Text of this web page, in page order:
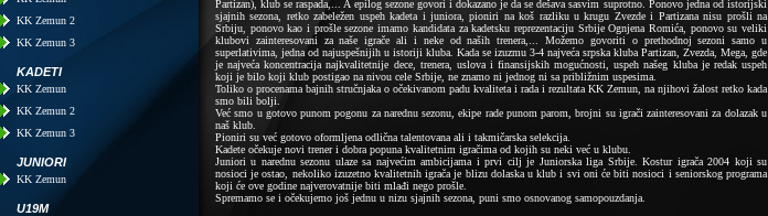
KK Zemun 2
KK Zemun 3
KADETI
KK Zemun
KK Zemun 2
KK Zemun 3
JUNIORI
KK Zemun
U19M
Partizan), klub se raspada,... A epilog sezone govori i dokazano je da se dešava sasvim suprotno. Ponovo jedna od istorijski
sjajnih sezona, retko zabeležen uspeh kadeta i juniora, pioniri na koš razliku u krugu Zvezde i Partizana nisu prošli na
Srbiju, ponovo kao i prošle sezone imamo kandidata za kadetsku reprezentaciju Srbije Ognjena Romića, ponovo su veliki
klubovi zainteresovani za naše igrače ali i neke od naših trenera,... Možemo govoriti o prethodnoj sezoni samo u
superlativima, jedna od najuspešnijih u istoriji kluba. Kada se izuzmu 3-4 najveća srpska kluba Partizan, Zvezda, Mega, gde
je najveća koncentracija najkvalitetnije dece, trenera, uslova i finansijskih mogućnosti, uspeh našeg kluba je redak uspeh
koji je bilo koji klub postigao na nivou cele Srbije, ne znamo ni jednog ni sa približnim uspesima.
Toliko o procenama bajnih stručnjaka o očekivanom padu kvaliteta i rada i rezultata KK Zemun, na njihovi žalost retko kada
smo bili bolji.
Već smo u gotovo punom pogonu za narednu sezonu, ekipe rade punom parom, brojni su igrači zainteresovani za dolazak u
naš klub.
Pioniri su već gotovo oformljena odlična talentovana ali i takmičarska selekcija.
Kadete očekuje novi trener i dobra popuna kvalitetnim igračima od kojih su neki već u klubu.
Juniori u narednu sezonu ulaze sa najvećim ambicijama i prvi cilj je Juniorska liga Srbije. Kostur igrača 2004 koji su
nosioci je ostao, nekoliko izuzetno kvalitetnih igrača je blizu dolaska u klub i svi oni će biti nosioci i seniorskog programa
koji će ove godine najverovatnije biti mlađi nego prošle.
Spremamo se i očekujemo još jednu u nizu sjajnih sezona, puni smo osnovanog samopouzdanja.